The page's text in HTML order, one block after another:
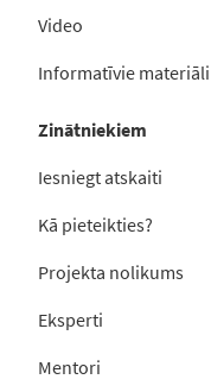
Video
Informatīvie materiāli
Zinātniekiem
Iesniegt atskaiti
Kā pieteikties?
Projekta nolikums
Eksperti
Mentori